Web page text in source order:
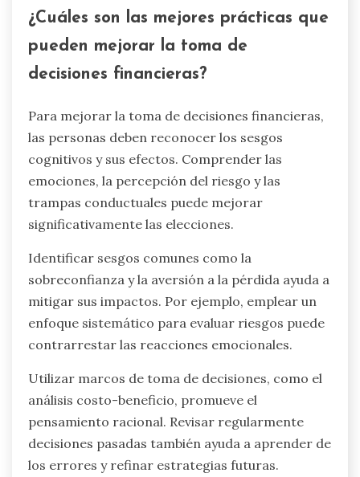
¿Cuáles son las mejores prácticas que
pueden mejorar la toma de
decisiones financieras?
Para mejorar la toma de decisiones financieras,
las personas deben reconocer los sesgos
cognitivos y sus efectos. Comprender las
emociones, la percepción del riesgo y las
trampas conductuales puede mejorar
significativamente las elecciones.
Identificar sesgos comunes como la
sobreconfianza y la aversión a la pérdida ayuda a
mitigar sus impactos. Por ejemplo, emplear un
enfoque sistemático para evaluar riesgos puede
contrarrestar las reacciones emocionales.
Utilizar marcos de toma de decisiones, como el
análisis costo-beneficio, promueve el
pensamiento racional. Revisar regularmente
decisiones pasadas también ayuda a aprender de
los errores y refinar estrategias futuras.